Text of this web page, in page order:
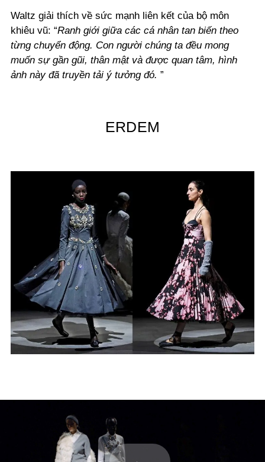
Waltz giải thích về sức mạnh liên kết của bộ môn
khiêu vũ: “Ranh giới giữa các cá nhân tan biến theo
từng chuyển động. Con người chúng ta đều mong
muốn sự gần gũi, thân mật và được quan tâm, hình
ảnh này đã truyền tải ý tưởng đó. ”
ERDEM